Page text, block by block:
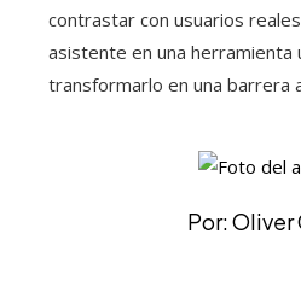
contrastar con usuarios
asistente en una herramienta
transformarlo en una barrera
Por: Oliver